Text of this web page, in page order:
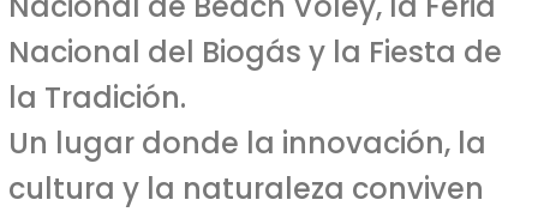
Nacional del Biogás y la Fiesta de
la Tradición.
Un lugar donde la innovación, la
cultura y la naturaleza conviven